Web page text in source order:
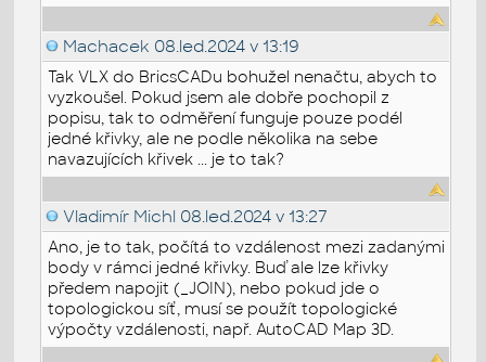
Machacek 08.led.2024 v 13:19
Tak VLX do BricsCADu bohužel nenačtu, abych to
vyzkoušel. Pokud jsem ale dobře pochopil z
popisu, tak to odměření funguje pouze podél
jedné křivky, ale ne podle několika na sebe
navazujících křivek ... je to tak?
Vladimír Michl 08.led.2024 v 13:27
Ano, je to tak, počítá to vzdálenost mezi zadanými
body v rámci jedné křivky. Buď ale lze křivky
předem napojit (_JOIN), nebo pokud jde o
topologickou síť, musí se použít topologické
výpočty vzdálenosti, např. AutoCAD Map 3D.